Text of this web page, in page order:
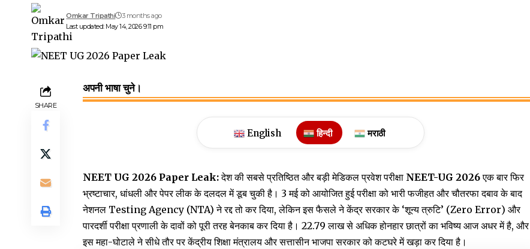
Last updated: May 14, 2026 9:11 pm
Omkar Tripathi 3 months ago
SHARE
अपनी भाषा चुने।
English हिन्दी मराठी
NEET UG 2026 Paper Leak:देश की सबसे प्रतिष्ठित और बड़ी मेडिकल प्रवेश परीक्षा NEET-UG 2026एक बार फिर
भ्रष्टाचार, धांधली और पेपर लीक के दलदल में डूब चुकी है। 3 मई को आयोजित हुई परीक्षा को भारी फजीहत और चौतरफा दबाव के बाद
नेशनल Testing Agency (NTA) ने रद्द तो कर दिया, लेकिन इस फैसले ने केंद्र सरकार के ‘शून्य त्रुटि’ (Zero Error) और
पारदर्शी परीक्षा प्रणाली के दावों को पूरी तरह बेनकाब कर दिया है। 22.79 लाख से अधिक होनहार छात्रों का भविष्य आज अधर में है, और
इस महा-घोटाले ने सीधे तौर पर केंद्रीय शिक्षा मंत्रालय और सत्तासीन भाजपा सरकार को कटघरे में खड़ा कर दिया है।